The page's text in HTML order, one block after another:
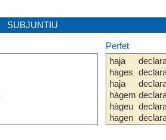
SUBJUNTIU
Perfet
haja
hages
haja
hàgem
hàgeu
hagen